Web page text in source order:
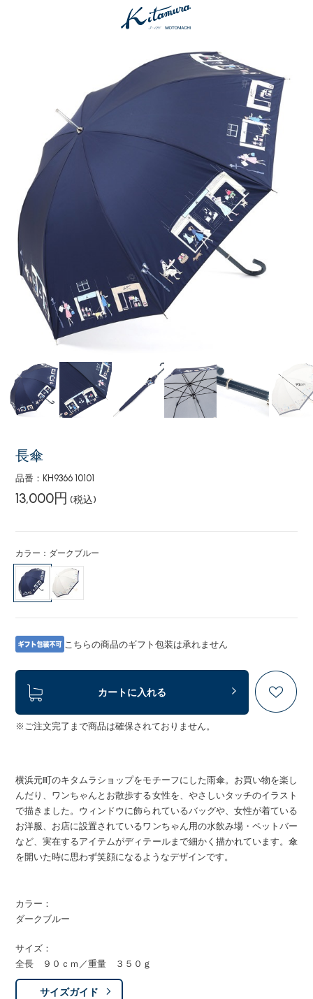
長傘
品番：KH9366 10101
13,000円 (税込)
カラー：ダークブルー
こちらの商品のギフト包装は承れません
カートに入れる
※ご注文完了まで商品は確保されておりません。
横浜元町のキタムラショップをモチーフにした雨傘。お買い物を楽し
んだり、ワンちゃんとお散歩する女性を、やさしいタッチのイラスト
で描きました。ウィンドウに飾られているバッグや、女性が着ている
お洋服、お店に設置されているワンちゃん用の水飲み場・ペットバー
など、実在するアイテムがディテールまで細かく描かれています。傘
を開いた時に思わず笑顔になるようなデザインです。
カラー：
ダークブルー
サイズ：
全長 ９０ｃｍ／重量 ３５０ｇ
サイズガイド